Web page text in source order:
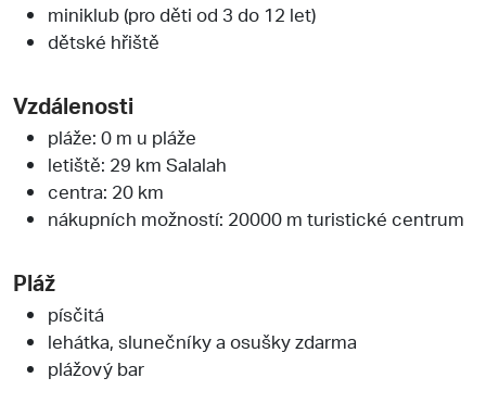
miniklub (pro děti od 3 do 12 let)
dětské hřiště
Vzdálenosti
pláže: 0 m u pláže
letiště: 29 km Salalah
centra: 20 km
nákupních možností: 20000 m turistické centrum
Pláž
písčitá
lehátka, slunečníky a osušky zdarma
plážový bar